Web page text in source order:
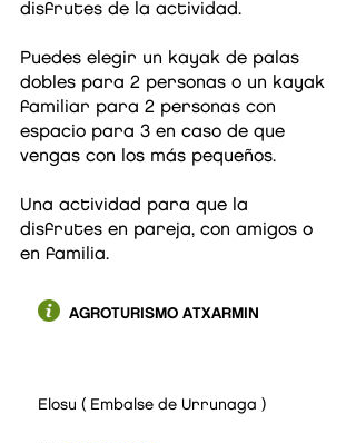
disfrutes de la actividad.
Puedes elegir un kayak de palas
dobles para 2 personas o un kayak
familiar para 2 personas con
espacio para 3 en caso de que
vengas con los más pequeños.
Una actividad para que la
disfrutes en pareja, con amigos o
en familia.
AGROTURISMO ATXARMIN
Elosu ( Embalse de Urrunaga )